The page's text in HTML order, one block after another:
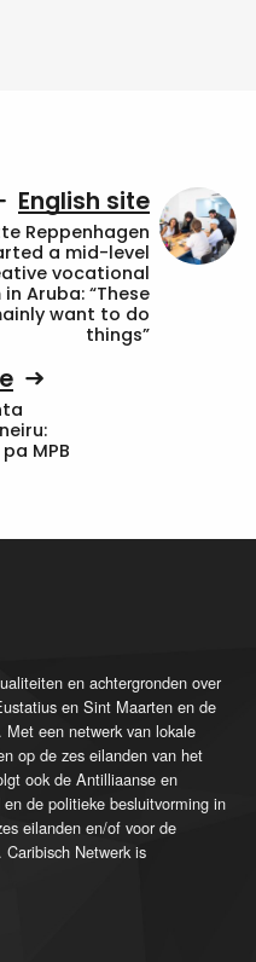
English site
Reppenhagen
a mid-level
vocational
Aruba: “These
want to do
things”
MPB
en achtergronden over
en Sint Maarten en de
Met een netwerk van lokale
op de zes eilanden van het
ook de Antilliaanse en
de politieke besluitvorming in
eilanden en/of voor de
Netwerk is